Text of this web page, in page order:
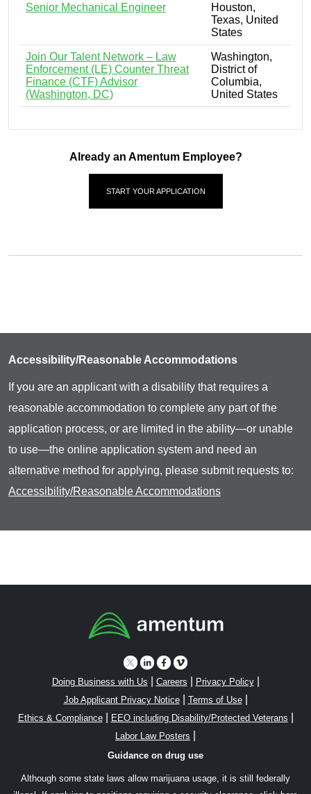
Senior Mechanical Engineer
Houston,
Texas, United
States
Join Our Talent Network – Law
Enforcement (LE) Counter Threat
Finance (CTF) Advisor
(Washington, DC)
Washington,
District of
Columbia,
United States
Already an Amentum Employee?
START YOUR APPLICATION
Accessibility/Reasonable Accommodations
If you are an applicant with a disability that requires a
reasonable accommodation to complete any part of the
application process, or are limited in the ability—or unable
to use—the online application system and need an
alternative method for applying, please submit requests to:
Accessibility/Reasonable Accommodations
Doing Business with Us Careers Privacy Policy|
Job Applicant Privacy Notice| Terms of Use|
Ethics & Compliance| EEO including Disability/Protected Veterans
Labor Law Posters
Guidance on drug use
Although some state laws allow marijuana usage, it is still federally